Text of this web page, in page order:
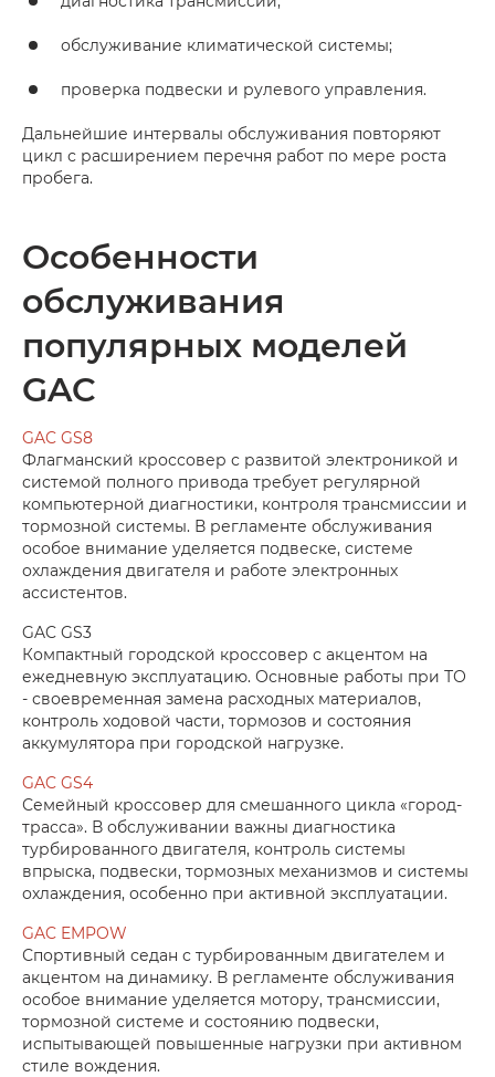
обслуживание климатической системы;
проверка подвески и рулевого управления.
Дальнейшие интервалы обслуживания повторяют
цикл с расширением перечня работ по мере роста
пробега.
Особенности
обслуживания
популярных моделей
GAC
GAC GS8
Флагманский кроссовер с развитой электроникой и
системой полного привода требует регулярной
компьютерной диагностики, контроля трансмиссии и
тормозной системы. В регламенте обслуживания
особое внимание уделяется подвеске, системе
охлаждения двигателя и работе электронных
ассистентов.
GAC GS3
Компактный городской кроссовер с акцентом на
ежедневную эксплуатацию. Основные работы при ТО
- своевременная замена расходных материалов,
контроль ходовой части, тормозов и состояния
аккумулятора при городской нагрузке.
GAC GS4
Семейный кроссовер для смешанного цикла «город-
трасса». В обслуживании важны диагностика
турбированного двигателя, контроль системы
впрыска, подвески, тормозных механизмов и системы
охлаждения, особенно при активной эксплуатации.
GAC EMPOW
Спортивный седан с турбированным двигателем и
акцентом на динамику. В регламенте обслуживания
особое внимание уделяется мотору, трансмиссии,
тормозной системе и состоянию подвески,
испытывающей повышенные нагрузки при активном
стиле вождения.